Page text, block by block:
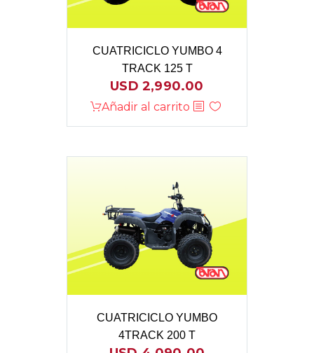
CUATRICICLO YUMBO 4
TRACK 125 T
USD2,990.00
Añadir al carrito
CUATRICICLO YUMBO
4TRACK 200 T